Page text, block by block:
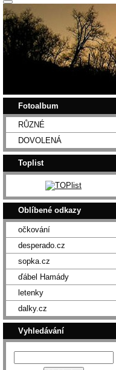
Fotoalbum
RŮZNÉ
DOVOLENÁ
Toplist
Oblíbené odkazy
očkování
desperado.cz
sopka.cz
ďábel Hamády
letenky
dalky.cz
Vyhledávání